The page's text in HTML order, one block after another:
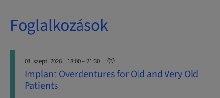
Foglalkozások
03. szept. 2026 | 18:00 – 21:30
Implant Overdentures for Old and Very Old
Patients